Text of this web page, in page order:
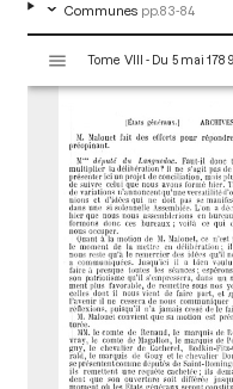
Communes pp.83-84
s
Tome VIII - Du 5 mai